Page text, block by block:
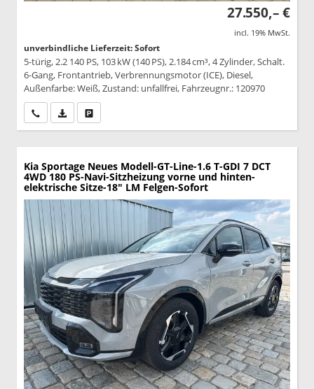
27.550,– €
incl. 19% MwSt.
unverbindliche Lieferzeit: Sofort
5-türig, 2.2 140 PS, 103 kW (140 PS), 2.184 cm³, 4 Zylinder, Schalt.
6-Gang, Frontantrieb, Verbrennungsmotor (ICE), Diesel,
Außenfarbe: Weiß, Zustand: unfallfrei, Fahrzeugnr.: 120970
Wir rufen Sie anPDF-Datei, Fahrzeugexposé drucken
Kia Sportage Neues Modell-GT-Line-1.6 T-GDI 7 DCT
4WD 180 PS-Navi-Sitzheizung vorne und hinten-
elektrische Sitze-18" LM Felgen-Sofort